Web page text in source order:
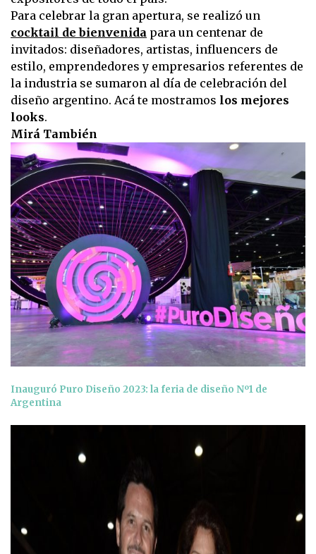
Para celebrar la gran apertura, se realizó un
cocktail de bienvenida para un centenar de
invitados: diseñadores, artistas, influencers de
estilo, emprendedores y empresarios referentes de
la industria se sumaron al día de celebración del
diseño argentino. Acá te mostramos los mejores
looks.
Mirá También
Inauguró Puro Diseño 2023: la feria de diseño Nº1 de
Argentina